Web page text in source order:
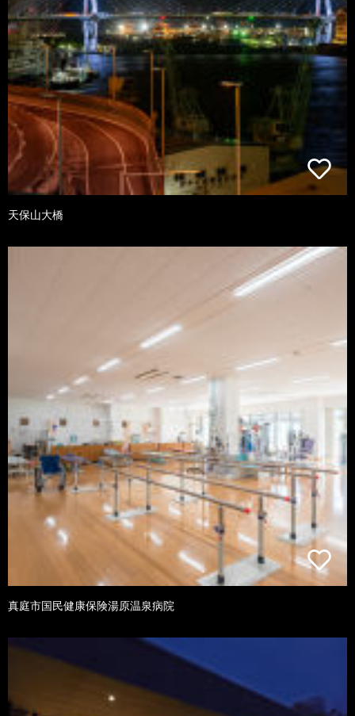
天保山大橋
真庭市国民健康保険湯原温泉病院